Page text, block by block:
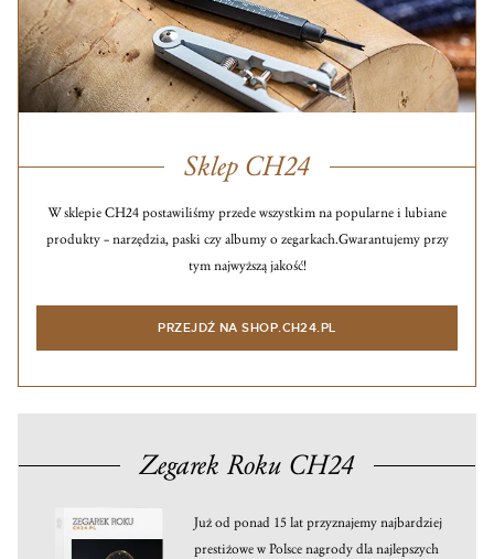
Sklep CH24
W sklepie CH24 postawiliśmy przede wszystkim na popularne i lubiane
produkty – narzędzia, paski czy albumy o zegarkach.Gwarantujemy przy
tym najwyższą jakość!
PRZEJDŹ NA SHOP.CH24.PL
Zegarek Roku CH24
Już od ponad 15 lat przyznajemy najbardziej
prestiżowe w Polsce nagrody dla najlepszych